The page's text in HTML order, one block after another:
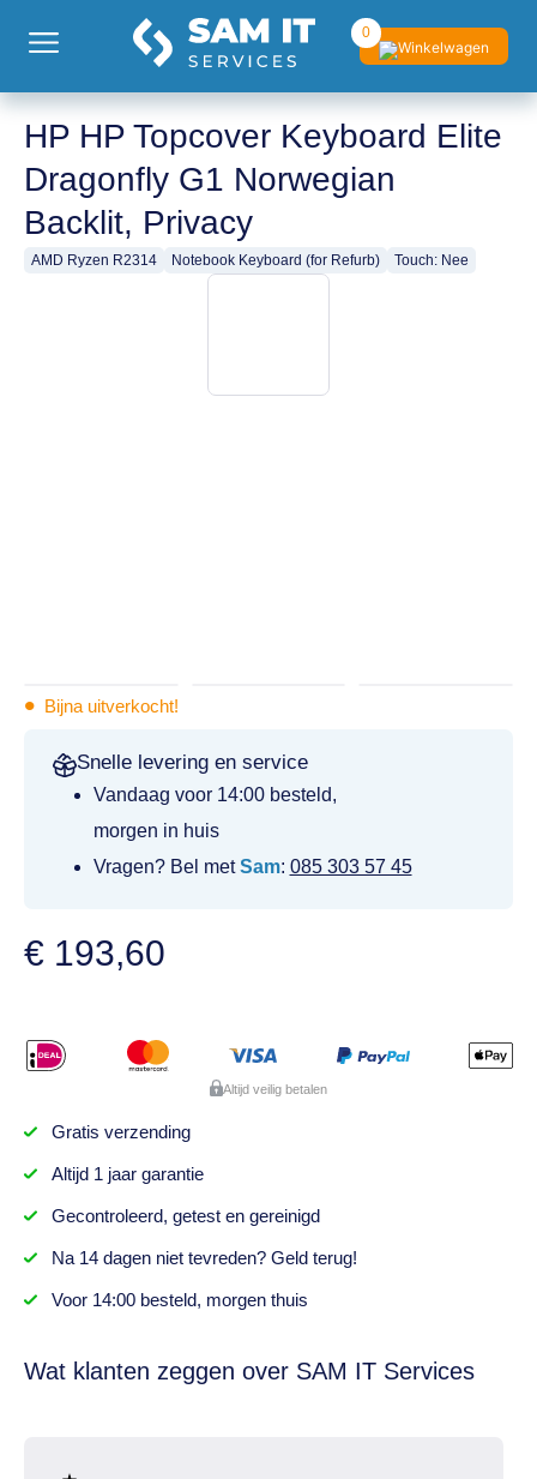
0
HP HP Topcover Keyboard Elite
Dragonfly G1 Norwegian
Backlit, Privacy
AMD Ryzen R2314 Notebook Keyboard (for Refurb) Touch: Nee
• Bijna uitverkocht!
Snelle levering en service
Vandaag voor 14:00 besteld,
morgen in huis
Vragen? Bel metSam: 085 303 57 45
€ 193,60
Altijd veilig betalen
Gratis verzending
Altijd 1 jaargarantie
Gecontroleerd, getesten gereinigd
Na 14 dagenniet tevreden? Geld terug!
Voor 14:00 besteld, morgen thuis
Wat klanten zeggen over SAM IT Services